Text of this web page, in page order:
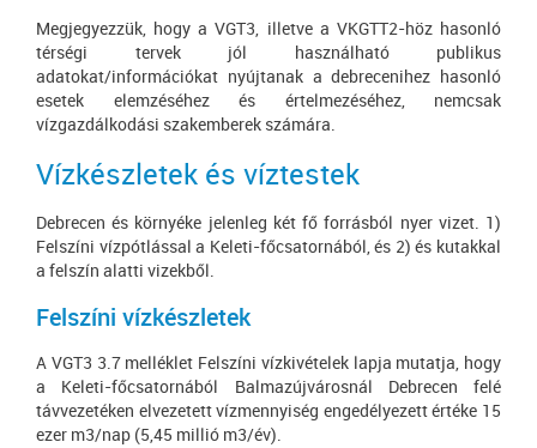
Megjegyezzük, hogy a VGT3, illetve a VKGTT2-höz hasonló
térségi tervek jól használható publikus
adatokat/információkat nyújtanak a debrecenihez hasonló
esetek elemzéséhez és értelmezéséhez, nemcsak
vízgazdálkodási szakemberek számára.
Vízkészletek és víztestek
Debrecen és környéke jelenleg két fő forrásból nyer vizet. 1)
Felszíni vízpótlással a Keleti-főcsatornából, és 2) és kutakkal
a felszín alatti vizekből.
Felszíni vízkészletek
A VGT3 3.7 melléklet Felszíni vízkivételek lapja mutatja, hogy
a Keleti-főcsatornából Balmazújvárosnál Debrecen felé
távvezetéken elvezetett vízmennyiség engedélyezett értéke 15
ezer m3/nap (5,45 millió m3/év).